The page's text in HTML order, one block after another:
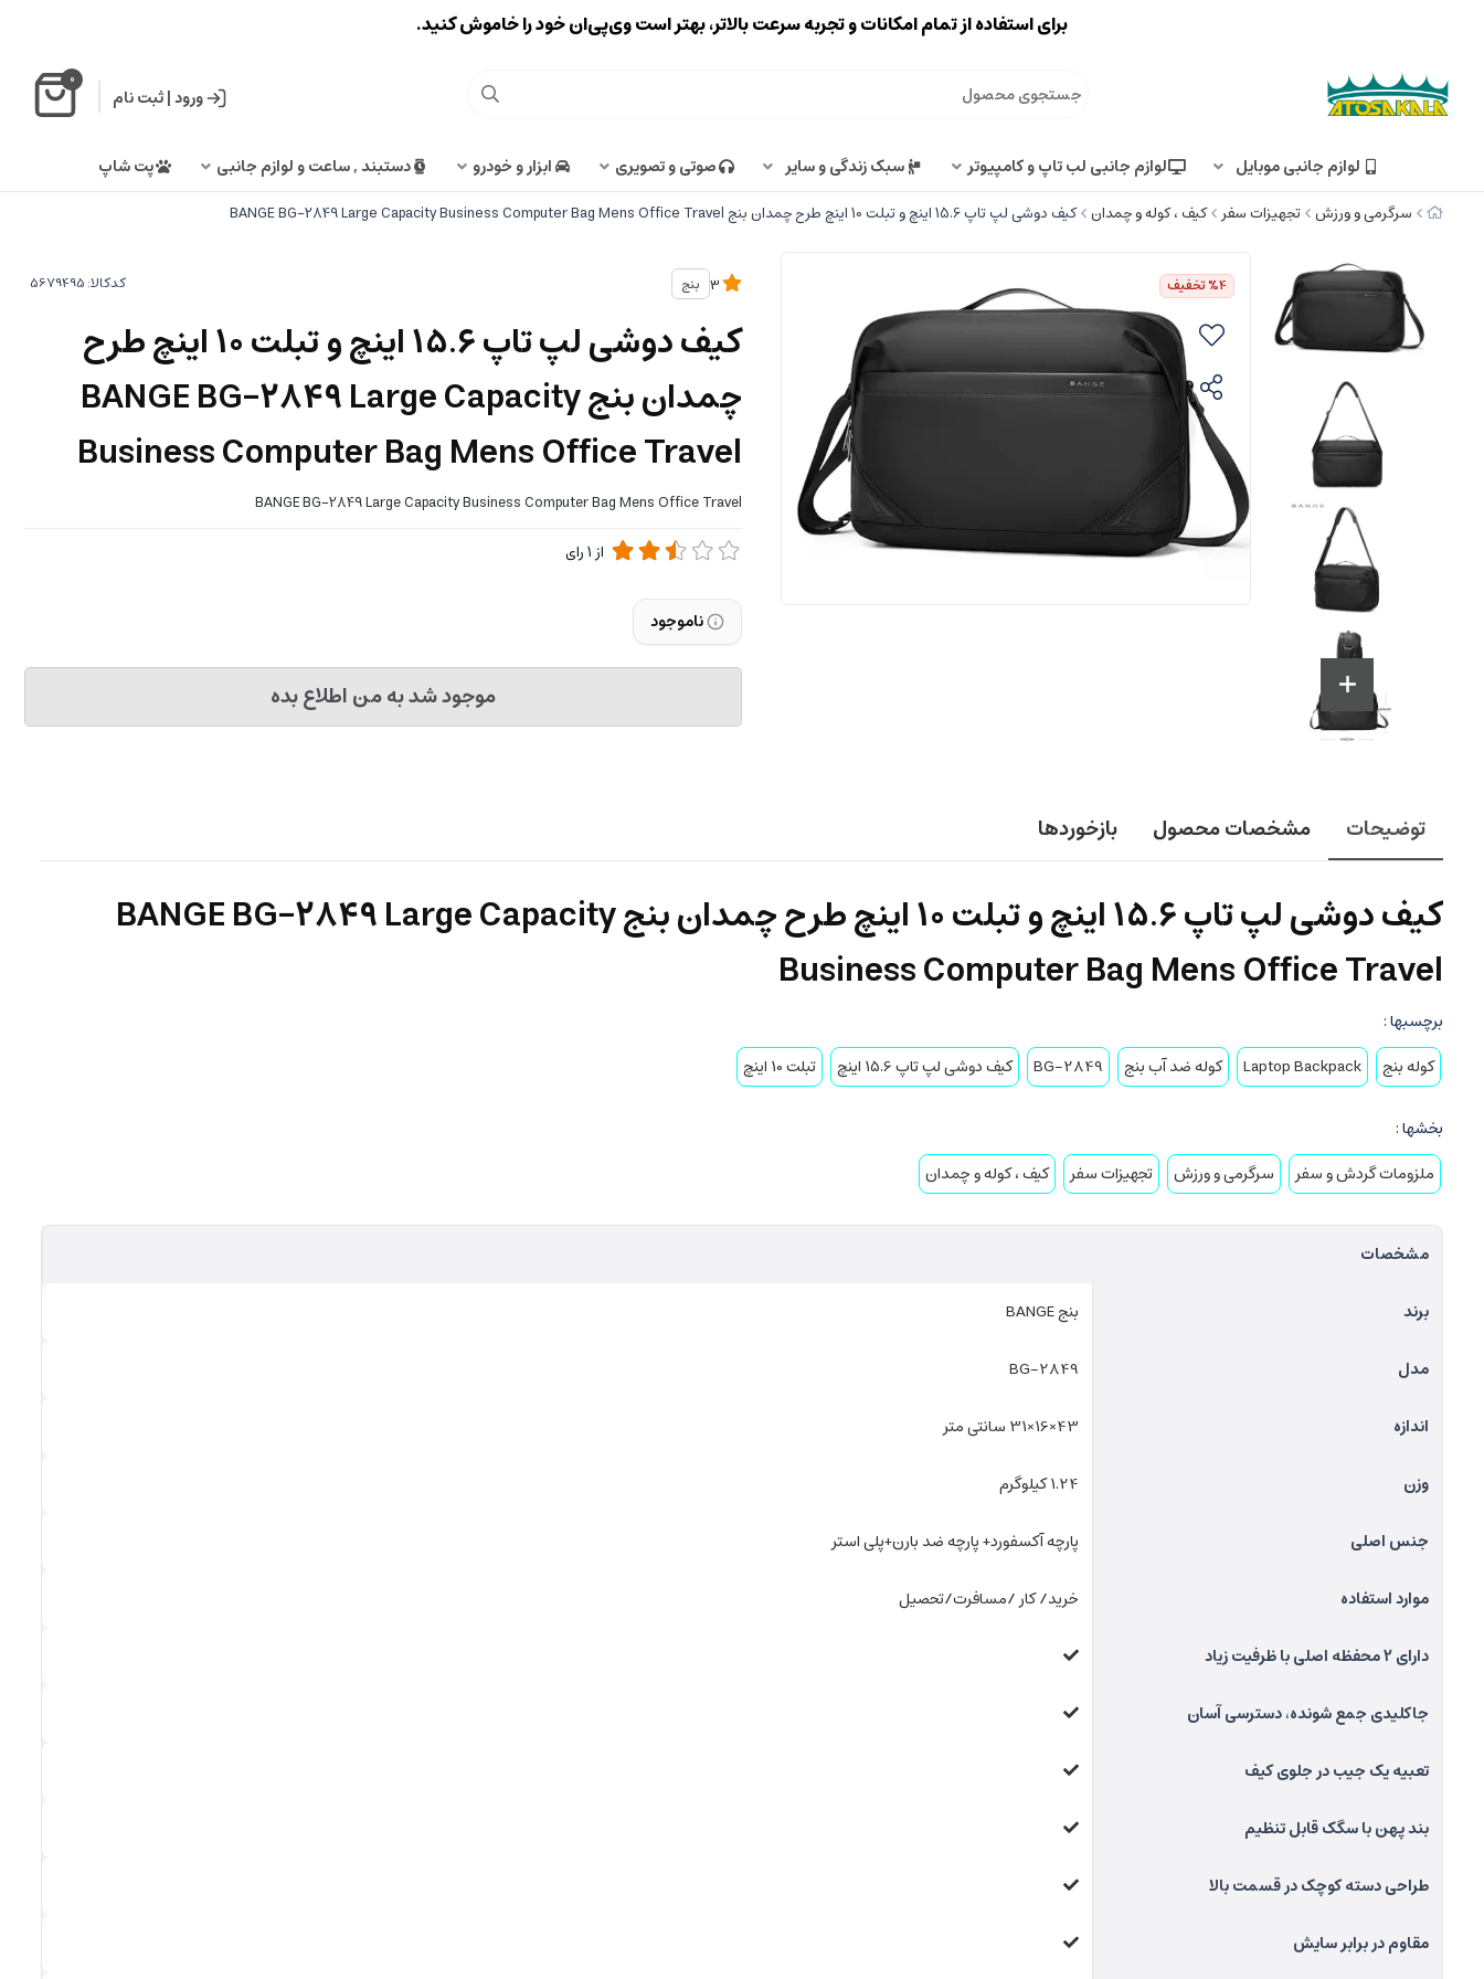
برای استفاده از تمام امکانات و تجربه سرعت بالاتر، بهتر است وی‌پی‌ان خود را خاموش کنید.
ورود|ثبت نام
0
لوازم جانبی موبایل لوازم جانبی لب تاپ و کامپیوتر سبک زندگی و سایر صوتی و تصویری ابزار و خودرو دستبند , ساعت و لوازم جانبی پت شاپ
سرگرمی و ورزش تجهیزات سفر کیف ، کوله و چمدان کیف دوشی لپ تاپ 15.6 اینچ و تبلت 10 اینچ طرح چمدان بنج BANGE BG-2849 Large Capacity Business Computer Bag Mens Office Travel
%4تخفیف بنج کدکالا:
کیف دوشی لپ تاپ 15.6 اینچ و تبلت 10 اینچ طرح
چمدان بنج BANGE BG-2849 Large Capacity
Business Computer Bag Mens Office Travel
BANGE BG-2849 Large Capacity Business Computer Bag Mens Office Travel
از1رای
ناموجود
موجود شد به من اطلاع بده
توضیحات مشخصات محصول بازخوردها
کیف دوشی لپ تاپ 15.6 اینچ و تبلت 10 اینچ طرح چمدان بنج BANGE BG-2849 Large Capacity
Business Computer Bag Mens Office Travel
برچسبها :
کوله بنج
Laptop Backpack کوله ضد آب بنج BG-2849 کیف دوشی لپ تاپ 15.6 اینچ تبلت 10 اینچ
بخشها :
ملزومات گردش و سفر
سرگرمی و ورزش تجهیزات سفر کیف ، کوله و چمدان
مشخصات
برند بنج BANGE
مدل BG-2849
اندازه 43×16×31 سانتی متر
وزن 1.24 کیلوگرم
جنس اصلی پارچه آکسفورد+ پارچه ضد بارن+پلی استر
موارد استفاده خرید/ کار /مسافرت/تحصیل
دارای 2 محفظه اصلی با ظرفیت زیاد
جاکلیدی جمع شونده، دسترسی آسان
تعبیه یک جیب در جلوی کیف
بند پهن با سگک قابل تنظیم
طراحی دسته کوچک در قسمت بالا
مقاوم در برابر سایش